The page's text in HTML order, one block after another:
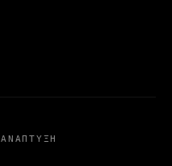
ΑΝΆΠΤΥΞΗ